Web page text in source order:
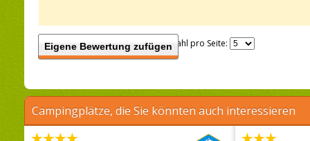
Eigene Bewertung zufügenAnzahl pro Seite:
Campingplätze, die Sie könnten auch interessieren